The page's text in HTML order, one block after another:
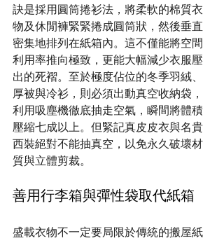
訣是採用圓筒捲衫法，將柔軟的棉質衣
物及休閒褲緊緊捲成圓筒狀，然後垂直
密集地排列在紙箱內。這不僅能將空間
利用率推向極致，更能大幅減少衣服壓
出的死褶。至於極度佔位的冬季羽絨、
厚被與冷衫，則必須出動真空收納袋，
利用吸塵機徹底抽走空氣，瞬間將體積
壓縮七成以上。但緊記真皮皮衣與名貴
西裝絕對不能抽真空，以免永久破壞材
質與立體剪裁。
善用行李箱與彈性袋取代紙箱
盛載衣物不一定要局限於傳統的搬屋紙